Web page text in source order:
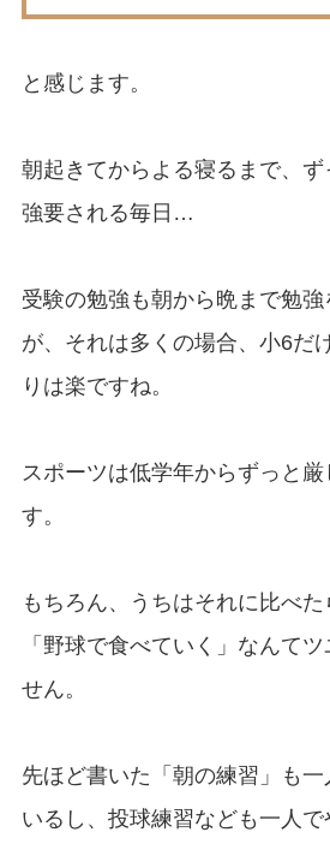
と感じます。
朝起きてからよる寝るまで、
強要される毎日…
受験の勉強も朝から晩まで勉
が、それは多くの場合、小6だ
りは楽ですね。
スポーツは低学年からずっと
す。
もちろん、うちはそれに比べ
「野球で食べていく」なんて
せん。
先ほど書いた「朝の練習」も
いるし、投球練習なども一人で